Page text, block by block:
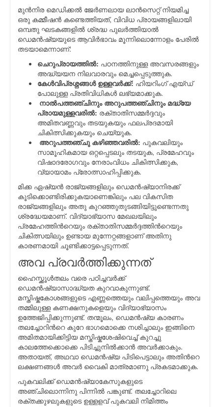
മുന്‍നിര മെഡിക്കല്‍ ജേര്‍ണലായ ലാന്‍സെറ്റ് നിയമിച്ച
ഒരു കമ്മീഷന്‍ കണ്ടെത്തിയത്, വിവിധ പ്രായങ്ങളിലായി
ഒമ്പതു ഘടകങ്ങളില്‍ ശ്രദ്ധ പുലര്‍ത്തിയാല്‍
ഡെമന്‍ഷ്യയുടെ ആവിര്‍ഭാവം മൂന്നിലൊന്നോളം പേരില്‍
തടയാമെന്നാണ്:
ചെറുപ്രായത്തില്‍: പഠനത്തിനുള്ള അവസരങ്ങളും
അദ്ധ്യയന നിലവാരവും മെച്ചപ്പെടുത്തുക.
കേള്‍വിപ്രശ്നങ്ങള്‍ ഉള്ളവര്‍ക്ക്: ഹിയറിംഗ് എയ്ഡ്
പോലുള്ള പ്രതിവിധികള്‍ ലഭ്യമാക്കുക.
നാല്‍പത്തഞ്ചിനും അറുപത്തഞ്ചിനും മദ്ധ്യേ
പ്രായമുള്ളവരില്‍: രക്താതിസമ്മര്‍ദ്ദവും
അമിതവണ്ണവും തടയുകയും ഫലപ്രദമായി
ചികിത്സിക്കുകയും ചെയ്യുക.
അറുപത്തഞ്ചു കഴിഞ്ഞവരില്‍: പുകവലിയും
സാമൂഹികമായ ഒറ്റപ്പെടലും തടയുക, പ്രമേഹവും
വിഷാദരോഗവും നേരാംവിധം ചികിത്സിക്കുക,
വ്യായാമം പ്രോത്സാഹിപ്പിക്കുക.
മിക്ക ഏഷ്യൻ രാജ്യങ്ങളിലും ഡെമന്‍ഷ്യാനിരക്ക്
കൂടിക്കൊണ്ടിരിക്കുകയാണെങ്കിലും പല വികസിത
രാജ്യങ്ങളിലും അതു കുറഞ്ഞുതുടങ്ങിയിട്ടുണ്ടെന്നതു
ശ്രദ്ധേയമാണ്. വിദ്യാഭ്യാസ മേഖലയിലും
പ്രമേഹത്തിന്‍റെയും രക്താതിസമ്മര്‍ദ്ദത്തിന്‍റെയും
ചികിത്സയിലും ഉണ്ടായ മുന്നേറ്റങ്ങളാണ് അതിനു
കാരണമായി ചൂണ്ടിക്കാട്ടപ്പെടുന്നത്.
അവ പ്രവര്‍ത്തിക്കുന്നത്
ഹൈസ്ക്കൂള്‍തലം വരെ പഠിച്ചവര്‍ക്ക്
ഡെമന്‍ഷ്യാസാദ്ധ്യത കുറവാകുന്നുണ്ട്.
മസ്തിഷ്കകോശങ്ങളുടെ എണ്ണത്തെയും വലിപ്പത്തെയും അവ
തമ്മിലുള്ള കണക്ഷനുകളെയും വിദ്യാഭ്യാസം
ഉത്തേജിപ്പിക്കുന്നുണ്ട്. തന്മൂലം, ഡെമന്‍ഷ്യ കാരണം
തലച്ചോറിന്‍റെ കുറേ ഭാഗമൊക്കെ നശിച്ചാലും ഇങ്ങിനെ
അമിതമായിക്കിട്ടിയ മസ്തിഷ്കശേഷിവെച്ച് കുറച്ചു
കാലത്തേക്കൊക്കെ പിടിച്ചുനില്‍ക്കാന്‍ അവര്‍ക്കാകും.
അതായത്, അഥവാ ഡെമന്‍ഷ്യ പിടിപെട്ടാലും അതിന്‍റെ
ലക്ഷണങ്ങള്‍ അവര്‍ വൈകി മാത്രമാണു പ്രകടമാക്കുക.
പുകവലിക്ക് ഡെമന്‍ഷ്യാകേസുകളുടെ
അഞ്ചിലൊന്നിനു പിന്നില്‍ പങ്കുണ്ട്. തലച്ചോറിലെ
രക്തക്കുഴലുകളുടെ ഉള്ളളവ്‌ പുകവലി നിമിത്തം